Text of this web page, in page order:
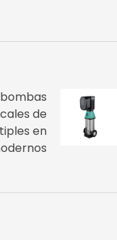
de
en